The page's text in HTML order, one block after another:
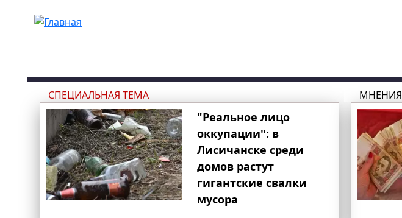
СПЕЦИАЛЬНАЯ ТЕМА
"Реальное лицо
оккупации": в
Лисичанске среди
домов растут
гигантские свалки
мусора
МНЕНИЯ